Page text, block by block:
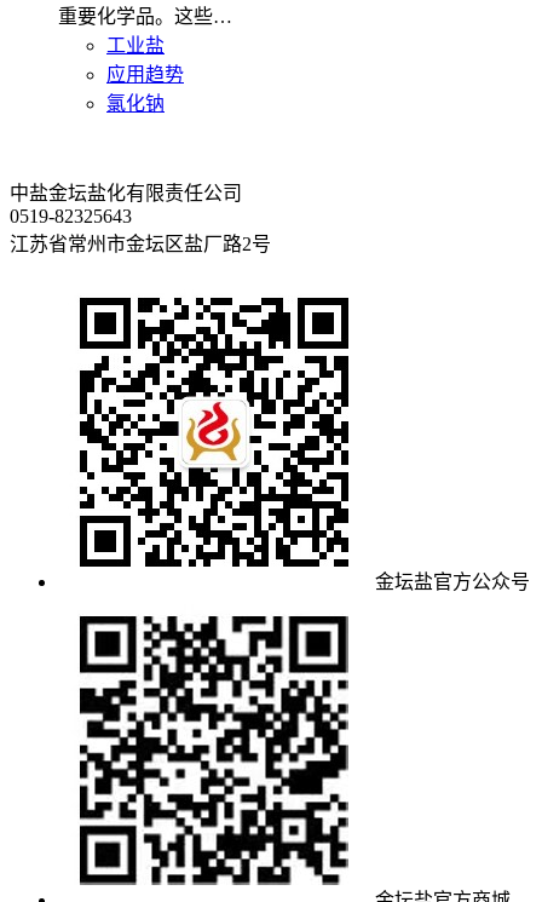
重要化学品。这些…
工业盐
应用趋势
氯化钠
中盐金坛盐化有限责任公司
0519-82325643
江苏省常州市金坛区盐厂路2号
金坛盐官方公众号